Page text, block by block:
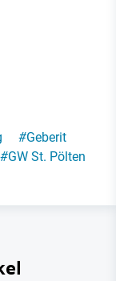
#Geberit
#GW St. Pölten